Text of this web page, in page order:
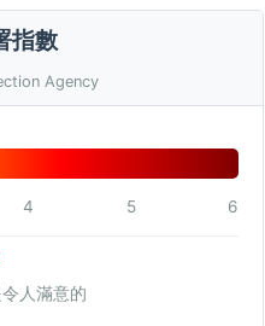
指數
Agency
4 5 6
人滿意的